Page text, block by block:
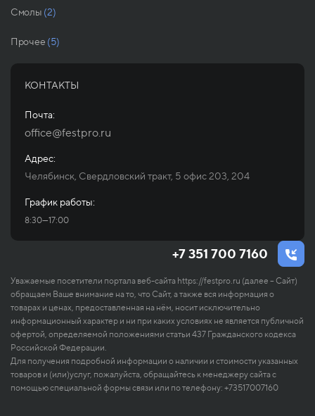
Смолы (2)
Прочее (5)
КОНТАКТЫ
Почта:
office@festpro.ru
Адрес:
Челябинск, Свердловский тракт, 5 офис 203, 204
График работы:
8:30—17:00
+7 351 700 7160
Уважаемые посетители портала веб-сайта https://festpro.ru (далее – Сайт)
обращаем Ваше внимание на то, что Сайт, а также вся информация о
товарах и ценах, предоставленная на нём, носит исключительно
информационный характер и ни при каких условиях не является публичной
офертой, определяемой положениями статьи 437 Гражданского кодекса
Российской Федерации.
Для получения подробной информации о наличии и стоимости указанных
товаров и (или)услуг, пожалуйста, обращайтесь к менеджеру сайта с
помощью специальной формы связи или по телефону: +73517007160